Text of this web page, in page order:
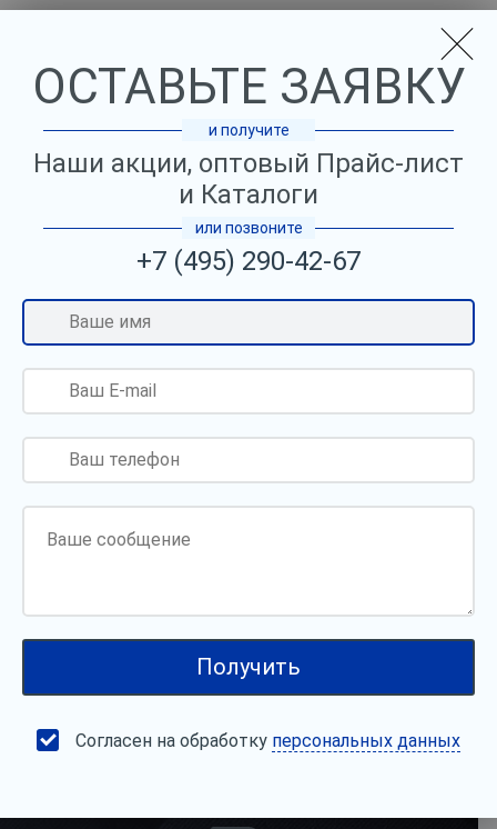
Регион: Москва Вход
Керамическая плитка и
керамогранит оптом —
самые выгодные условия
Регулярные акции по
самым низким
Цены от ведущих заводов производителей
Персональный менеджер
Предоставление образцов
ОСТАВЬТЕ ЗАЯВКУ
и получите
Наши акции, оптовый Прайс-лист
и Каталоги
или позвоните
+7 (495) 290-42-67
Согласен на обработку персональных данных